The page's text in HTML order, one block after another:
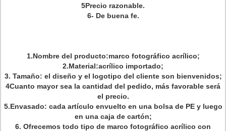
5Precio razonable.
6- De buena fe.
1.Nombre del producto:marco fotográfico acrílico;
2.Material:acrílico importado;
3. Tamaño: el diseño y el logotipo del cliente son bienvenidos;
4Cuanto mayor sea la cantidad del pedido, más favorable será
el precio.
5.Envasado: cada artículo envuelto en una bolsa de PE y luego
en una caja de cartón;
6. Ofrecemos todo tipo de marco fotográfico acrílico con